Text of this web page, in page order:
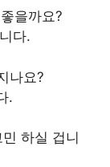
을까요?
다.
나요?
.
하실 겁니